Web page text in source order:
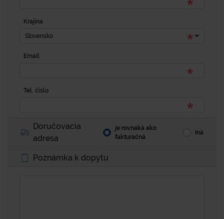
Krajina
Slovensko
Email
Tel. číslo
Doručovacia
adresa
je rovnaká ako
fakturačná
Iná
Poznámka k dopytu